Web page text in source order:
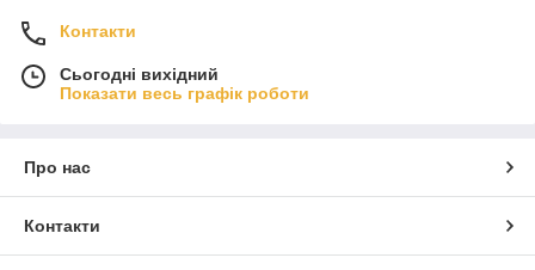
Контакти
Сьогодні вихідний
Показати весь графік роботи
Про нас
Контакти